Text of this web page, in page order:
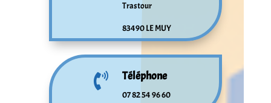
Trastour
83490 LE MUY
 Téléphone
07 82 54 96 60